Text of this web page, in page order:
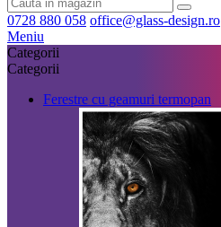
0728 880 058 office@glass-design.ro
Meniu
Categorii
Categorii
Ferestre cu geamuri termopan